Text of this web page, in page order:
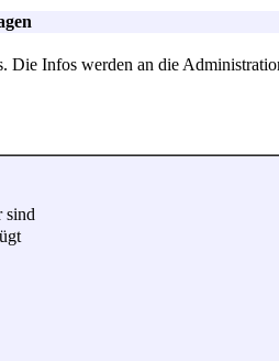
Die Infos werden an die
sind